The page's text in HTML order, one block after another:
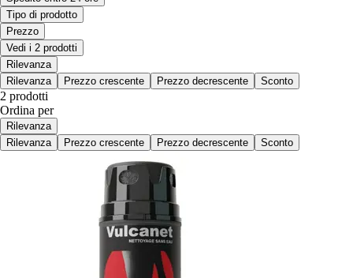
Tipo di prodotto
Prezzo
Vedi i 2 prodotti
Rilevanza
Rilevanza
Prezzo crescente Prezzo decrescente Sconto
2 prodotti
Ordina per
Rilevanza
Rilevanza
Prezzo crescente Prezzo decrescente Sconto